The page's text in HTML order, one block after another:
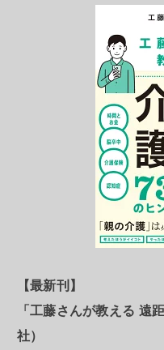
【最新刊】
「工藤さんが教える 遠
社）